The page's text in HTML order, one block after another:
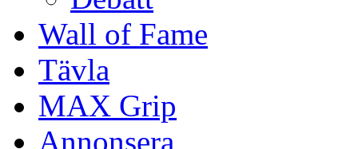
Wall of Fame
Tävla
MAX Grip
Annonsera